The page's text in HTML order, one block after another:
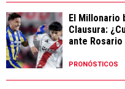
El Millonario
Clausura:
ante
PRONÓSTICOS